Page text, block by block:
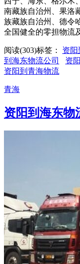
南藏族自治州、果洛
族藏族自治州、德令
全国健全的零担物流
阅读(303)标签： 资阳
到海东物流公司
资
资阳到青海物流
青海
资阳到海东物